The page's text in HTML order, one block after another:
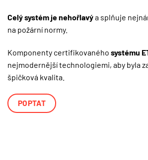
Celý systém je nehořlavýa splňuje
na požární normy.
Komponenty certifikovaného systému
nejmodernější technologiemi, aby byla
špičková kvalita.
POPTAT